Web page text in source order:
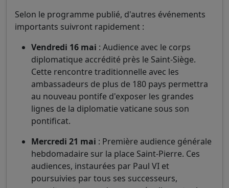
Selon le programme publié, d'autres événements
importants suivront rapidement :
Vendredi 16 mai : Audience avec le corps
diplomatique accrédité près le Saint-Siège.
Cette rencontre traditionnelle avec les
ambassadeurs de plus de 180 pays permettra
au nouveau pontife d'exposer les grandes
lignes de la diplomatie vaticane sous son
pontificat.
Mercredi 21 mai : Première audience générale
hebdomadaire sur la place Saint-Pierre. Ces
audiences, instaurées par Paul VI et
poursuivies par tous ses successeurs,